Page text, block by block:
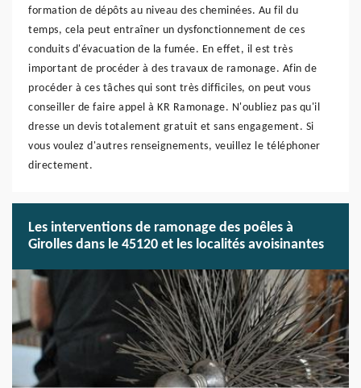
formation de dépôts au niveau des cheminées. Au fil du
temps, cela peut entraîner un dysfonctionnement de ces
conduits d'évacuation de la fumée. En effet, il est très
important de procéder à des travaux de ramonage. Afin de
procéder à ces tâches qui sont très difficiles, on peut vous
conseiller de faire appel à KR Ramonage. N'oubliez pas qu'il
dresse un devis totalement gratuit et sans engagement. Si
vous voulez d'autres renseignements, veuillez le téléphoner
directement.
Les interventions de ramonage des poêles à
Girolles dans le 45120 et les localités avoisinantes